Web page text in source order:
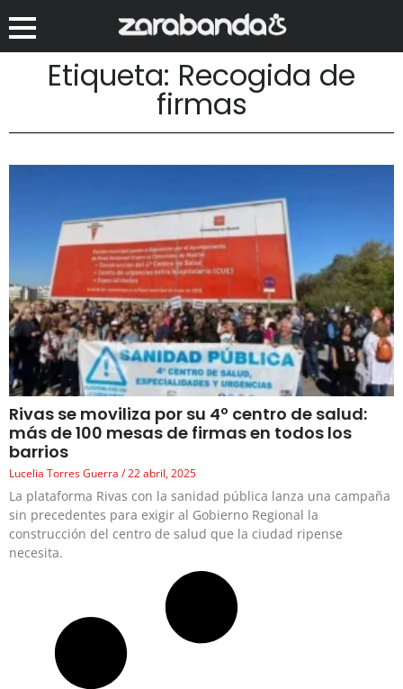
Etiqueta: Recogida de
firmas
Rivas se moviliza por su 4º centro de salud:
más de 100 mesas de firmas en todos los
barrios
Lucelia Torres Guerra 22 abril, 2025
La plataforma Rivas con la sanidad pública lanza una campaña
sin precedentes para exigir al Gobierno Regional la
construcción del centro de salud que la ciudad ripense
necesita.